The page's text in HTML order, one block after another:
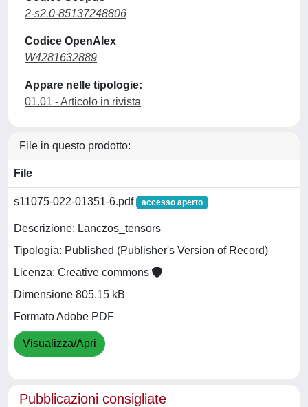
2-s2.0-85137248806
Codice OpenAlex
W4281632889
Appare nelle tipologie:
01.01 - Articolo in rivista
File in questo prodotto:
File
s11075-022-01351-6.pdf accesso aperto
Descrizione: Lanczos_tensors
Tipologia: Published (Publisher's Version of Record)
Licenza: Creative commons
Dimensione 805.15 kB
Formato Adobe PDF
Visualizza/Apri
Pubblicazioni consigliate